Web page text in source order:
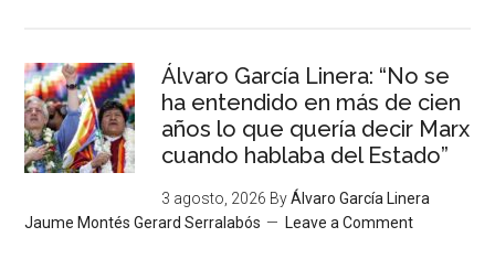
Álvaro García Linera: “No se
ha entendido en más de cien
años lo que quería decir Marx
cuando hablaba del Estado”
3 agosto, 2026 ByÁlvaro García Linera
Jaume Montés Gerard Serralabós
Leave a Comment